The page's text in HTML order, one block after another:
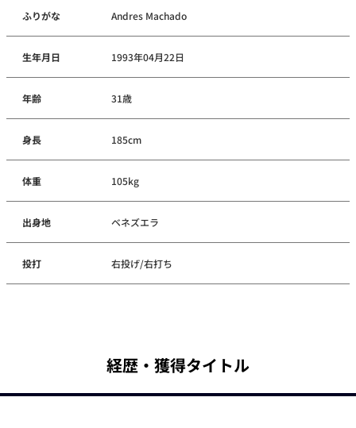
ふりがな Andres Machado
生年月日 1993年04月22日
年齢 31歳
身長 185cm
体重 105kg
出身地 ベネズエラ
投打 右投げ/右打ち
経歴・獲得タイトル